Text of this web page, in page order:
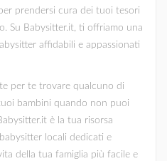
prendersi cura dei tuoi tesori
Su Babysitter.it, ti offriamo una
affidabili e appassionati
per te trovare qualcuno di
bambini quando non puoi
è la tua risorsa
locali dedicati e
della tua famiglia più facile e